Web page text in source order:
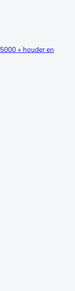
+ houder en